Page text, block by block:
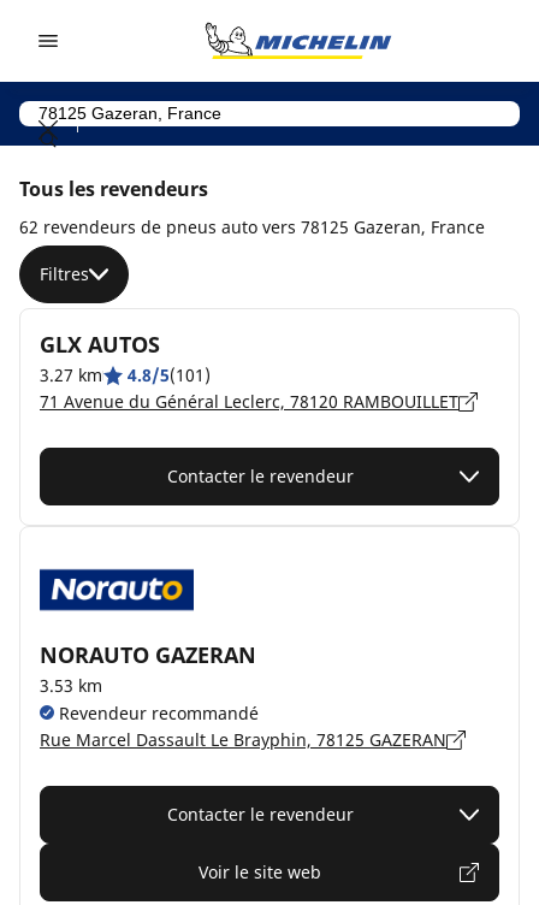
Tous les revendeurs
62 revendeurs de pneus auto vers 78125 Gazeran, France
Filtres
GLX AUTOS
3.27 km 4.8/5(101)
71 Avenue du Général Leclerc, 78120 RAMBOUILLET
Contacter le revendeur
NORAUTO GAZERAN
3.53 km
Revendeur recommandé
Rue Marcel Dassault Le Brayphin, 78125 GAZERAN
Contacter le revendeur
Voir le site web